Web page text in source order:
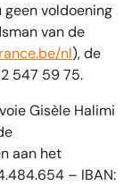
geen voldoening
van de
nl), de
547 59 75.
Gisèle Halimi
aan het
– IBAN: